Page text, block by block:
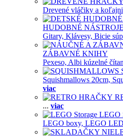
Drevené vláčiky a
HUDOBNÉ NÁSTROJE
Gitary, Klávesy, Bicie
ZÁBAVNÉ KNIHY
Pexeso, Albi kúzelné
Squishmallows 20cm,
viac
... viac
LEGO
LEGO boxy, LEGO